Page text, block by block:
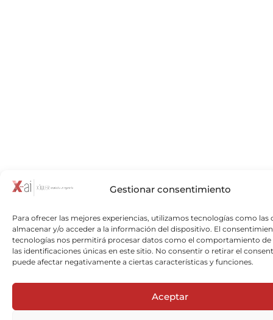
Gestionar consentimiento
Para ofrecer las mejores experiencias, utilizamos tecnologías como las
almacenar y/o acceder a la información del dispositivo. El
tecnologías nos permitirá procesar datos como el comportamiento de
las identificaciones únicas en este sitio. No consentir o retirar el
puede afectar negativamente a ciertas características y funciones.
Aceptar